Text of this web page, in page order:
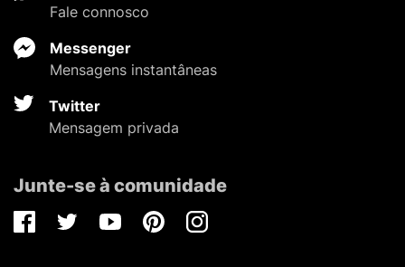
Fale connosco
Messenger
Mensagens instantâneas
Twitter
Mensagem privada
Junte-se à comunidade
FacebookTwitterYoutubePinterestInstagram